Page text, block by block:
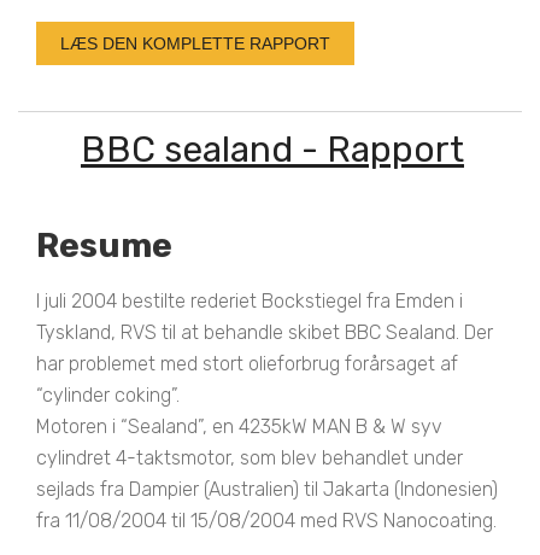
LÆS DEN KOMPLETTE RAPPORT
BBC sealand - Rapport
Resume
I juli 2004 bestilte rederiet Bockstiegel fra Emden i
Tyskland, RVS til at behandle skibet BBC Sealand. Der
har problemet med stort olieforbrug forårsaget af
“cylinder coking”.
Motoren i “Sealand”, en 4235kW MAN B & W syv
cylindret 4-taktsmotor, som blev behandlet under
sejlads fra Dampier (Australien) til Jakarta (Indonesien)
fra 11/08/2004 til 15/08/2004 med RVS Nanocoating.